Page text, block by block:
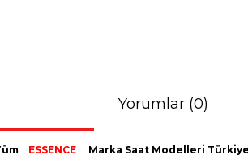
Yorumlar (0)
ESSENCE Marka Saat Modelleri